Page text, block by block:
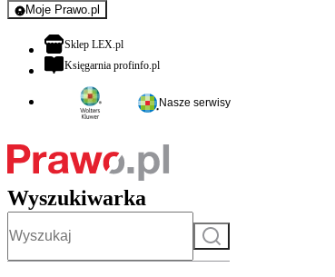
Moje Prawo.pl
- rejestracja i logowanie do serwisu
Sklep LEX.plotwiera się w nowej karcie
Księgarnia profinfo.plotwiera się w nowej karcie
Nasze serwisy
Wyszukiwarka
Szukaj